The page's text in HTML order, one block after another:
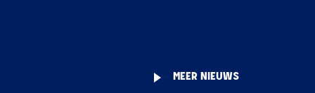
MEER NIEUWS